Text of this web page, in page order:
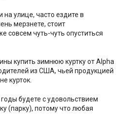
улице, часто ездите в
мерзнете, стоит
совсем чуть-чуть опуститься
купить зимнюю куртку от Alpha
из США, чьей продукцией
курток.
будете с удовольствием
(парку), потому что любая